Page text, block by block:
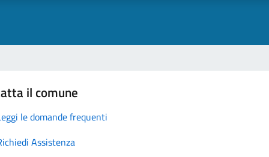
il comune
le domande frequenti
Assistenza